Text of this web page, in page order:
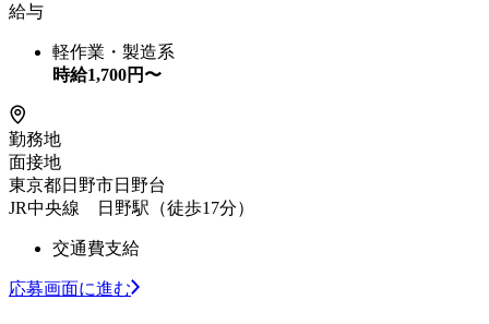
給与
軽作業・製造系
時給1,700円〜
勤務地
面接地
東京都日野市日野台
JR中央線 日野駅（徒歩17分）
交通費支給
応募画面に進む